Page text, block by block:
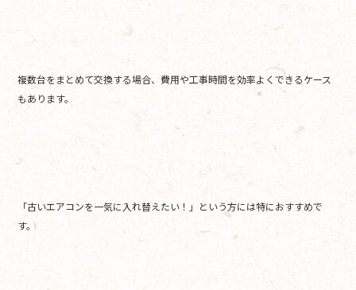
複数台をまとめて交換する場合、費用や工事時間を効率よくできるケース
もあります。
「古いエアコンを一気に入れ替えたい！」という方には特におすすめで
す。